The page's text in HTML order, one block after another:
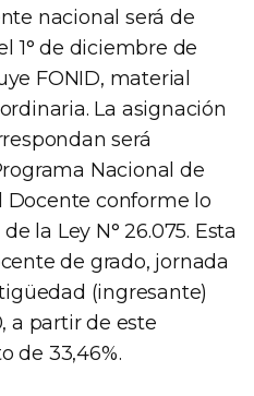
nacional será de
1° de diciembre de
FONID, material
La asignación
será
Nacional de
Docente conforme lo
la Ley N° 26.075. Esta
de grado, jornada
(ingresante)
a partir de este
de 33,46%.